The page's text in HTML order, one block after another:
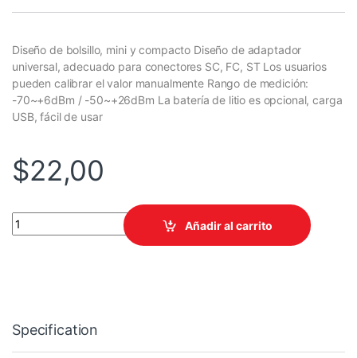
Diseño de bolsillo, mini y compacto Diseño de adaptador
universal, adecuado para conectores SC, FC, ST Los usuarios
pueden calibrar el valor manualmente Rango de medición:
-70~+6dBm / -50~+26dBm La batería de litio es opcional, carga
USB, fácil de usar
$22,00
KOMSHINE MEDIDOR DE POTENCIA MINI KPM-11, 7
Añadir al carrito
Specification